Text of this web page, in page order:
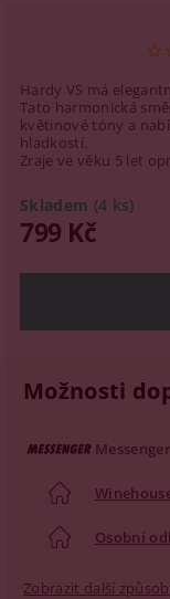
Hardy VS má
Tato harmonická
květinové tóny a
hladkostí.
Zraje ve věku 5 let
Skladem (4 ks)
799 Kč
Možnosti
Osobní
Zobrazit další